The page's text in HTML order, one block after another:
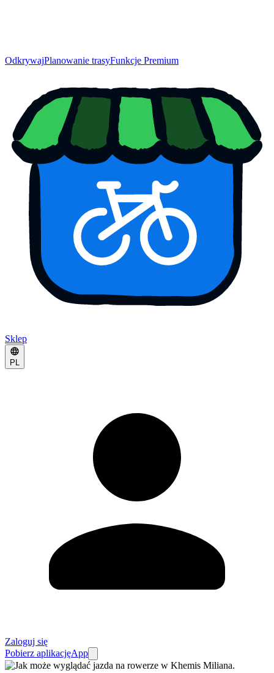
OdkrywajPlanowanie trasyFunkcje Premium
Sklep
PL
Zaloguj się
Pobierz aplikacjęApp